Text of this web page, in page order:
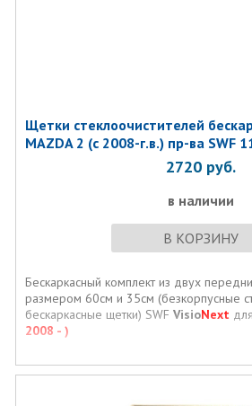
Щетки стеклоочистителей
MAZDA 2 (с 2008-г.в.) пр-ва SWF
2720 руб.
в наличии
В КОРЗИНУ
Бескаркасный комплект из двух
размером 60см и 35см (безкорпусные
бескаркасные щетки) SWF VisioNext
2008 - )